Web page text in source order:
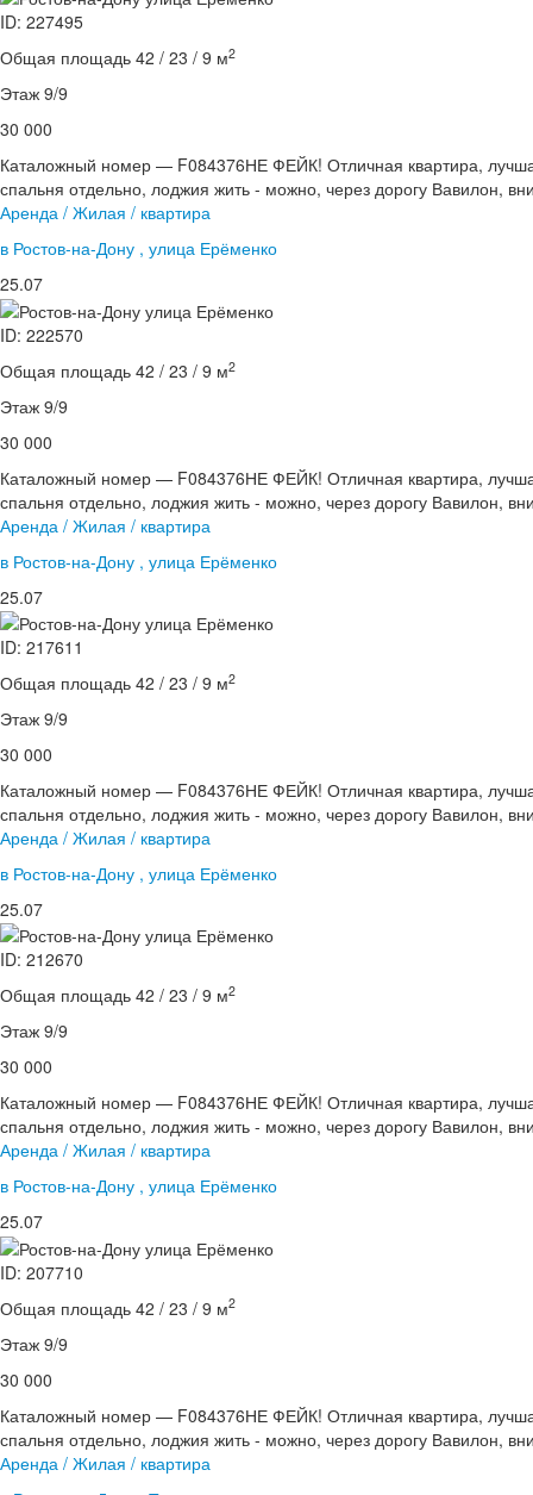
ID: 227495
Общая площадь 42 / 23 / 9 м2
Этаж 9/9
30 000
Каталожный номер — F084376НЕ ФЕЙК! Отличная квартира,
спальня отдельно, лоджия жить - можно, через дорогу Вавилон,
Аренда / Жилая / квартира
в Ростов-на-Дону , улица Ерёменко
25.07
ID: 222570
Общая площадь 42 / 23 / 9 м2
Этаж 9/9
30 000
Каталожный номер — F084376НЕ ФЕЙК! Отличная квартира,
спальня отдельно, лоджия жить - можно, через дорогу Вавилон,
Аренда / Жилая / квартира
в Ростов-на-Дону , улица Ерёменко
25.07
ID: 217611
Общая площадь 42 / 23 / 9 м2
Этаж 9/9
30 000
Каталожный номер — F084376НЕ ФЕЙК! Отличная квартира,
спальня отдельно, лоджия жить - можно, через дорогу Вавилон,
Аренда / Жилая / квартира
в Ростов-на-Дону , улица Ерёменко
25.07
ID: 212670
Общая площадь 42 / 23 / 9 м2
Этаж 9/9
30 000
Каталожный номер — F084376НЕ ФЕЙК! Отличная квартира,
спальня отдельно, лоджия жить - можно, через дорогу Вавилон,
Аренда / Жилая / квартира
в Ростов-на-Дону , улица Ерёменко
25.07
ID: 207710
Общая площадь 42 / 23 / 9 м2
Этаж 9/9
30 000
Каталожный номер — F084376НЕ ФЕЙК! Отличная квартира,
спальня отдельно, лоджия жить - можно, через дорогу Вавилон,
Аренда / Жилая / квартира